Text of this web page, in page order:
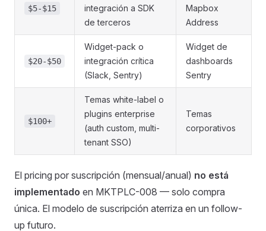
$5-$15
integración a SDK
de terceros
Mapbox
Address
$20-$50
Widget-pack o
integración crítica
(Slack, Sentry)
Widget de
dashboards
Sentry
$100+
Temas white-label o
plugins enterprise
(auth custom, multi-
tenant SSO)
Temas
corporativos
El pricing por suscripción (mensual/anual) no está
implementado en MKTPLC-008 — solo compra
única. El modelo de suscripción aterriza en un follow-
up futuro.